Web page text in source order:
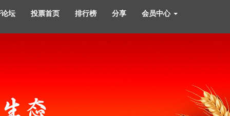
坛 投票首页 排行榜 分享 会员中心